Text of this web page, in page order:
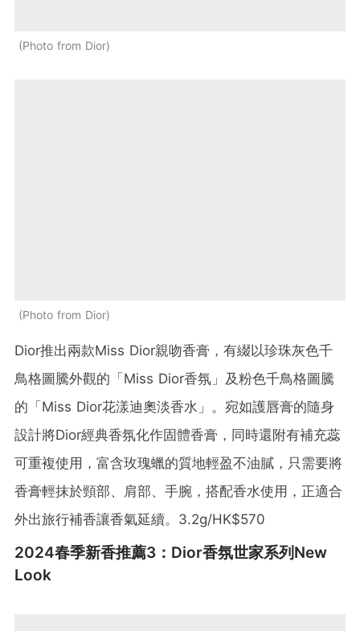
Photo from Dior
Photo from Dior
Dior推出兩款Miss Dior親吻香膏，有綴以珍珠灰色千
鳥格圖騰外觀的「Miss Dior香氛」及粉色千鳥格圖騰
的「Miss Dior花漾迪奧淡香水」。宛如護唇膏的隨身
設計將Dior經典香氛化作固體香膏，同時還附有補充蕊
可重複使用，富含玫瑰蠟的質地輕盈不油膩，只需要將
香膏輕抹於頸部、肩部、手腕，搭配香水使用，正適合
外出旅行補香讓香氣延續。3.2g/HK$570
2024春季新香推薦3：Dior香氛世家系列New
Look